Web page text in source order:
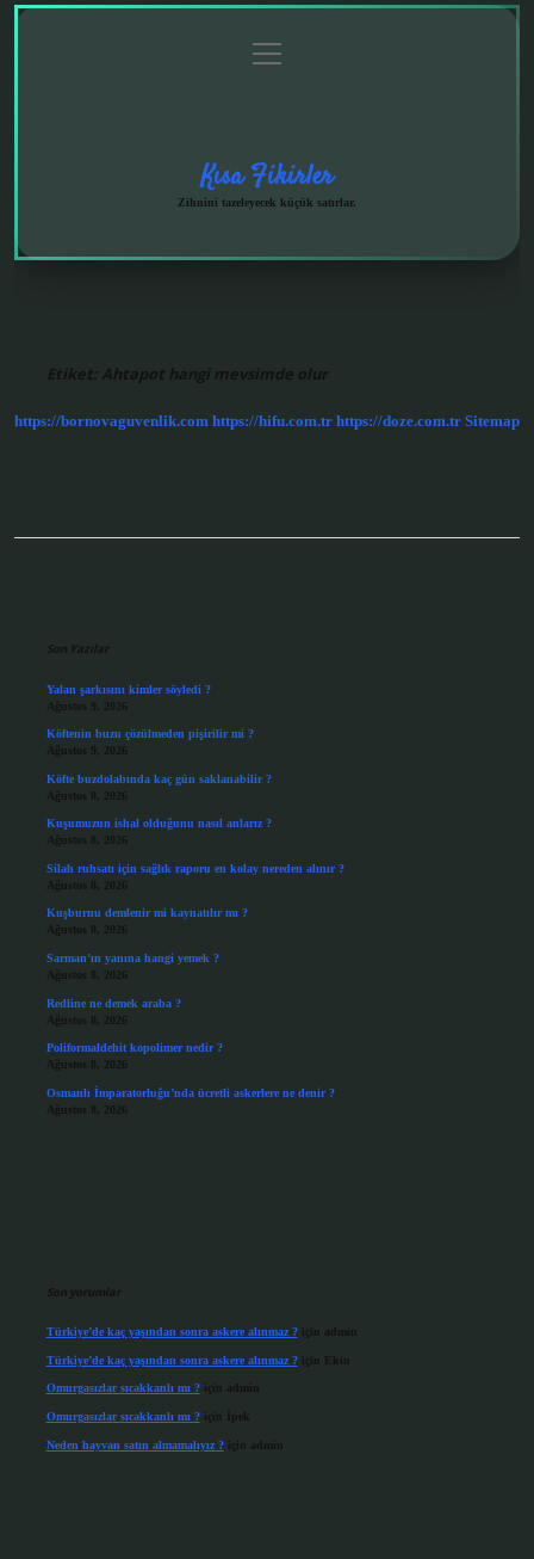
menüyü
aç
Kısa Fikirler
Zihnini tazeleyecek küçük satırlar.
Etiket: Ahtapot hangi mevsimde olur
https://bornovaguvenlik.com https://hifu.com.tr https://doze.com.tr Sitemap
Son Yazılar
Yalan şarkısını kimler söyledi ?
Ağustos 9, 2026
Köftenin buzu çözülmeden pişirilir mi ?
Ağustos 9, 2026
Köfte buzdolabında kaç gün saklanabilir ?
Ağustos 8, 2026
Kuşumuzun ishal olduğunu nasıl anlarız ?
Ağustos 8, 2026
Silah ruhsatı için sağlık raporu en kolay nereden alınır ?
Ağustos 8, 2026
Kuşburnu demlenir mi kaynatılır mı ?
Ağustos 8, 2026
Sarman’ın yanına hangi yemek ?
Ağustos 8, 2026
Redline ne demek araba ?
Ağustos 8, 2026
Poliformaldehit kopolimer nedir ?
Ağustos 8, 2026
Osmanlı İmparatorluğu’nda ücretli askerlere ne denir ?
Ağustos 8, 2026
Son yorumlar
Türkiye’de kaç yaşından sonra askere alınmaz ?için admin
Türkiye’de kaç yaşından sonra askere alınmaz ?için Ekin
Omurgasızlar sıcakkanlı mı ?için admin
Omurgasızlar sıcakkanlı mı ?için İpek
Neden hayvan satın almamalıyız ?için admin